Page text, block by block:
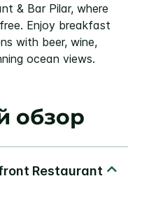
& Bar Pilar, where
Enjoy breakfast
with beer, wine,
ocean views.
обзор